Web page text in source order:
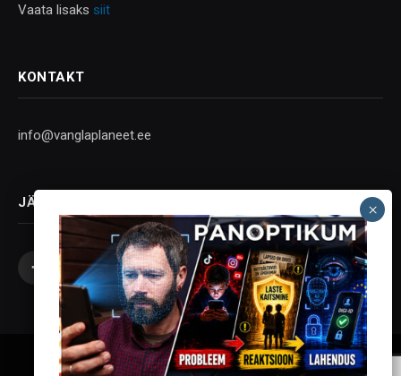
Vaata lisaks siit
KONTAKT
info@vanglaplaneet.ee
JÄLGI SOTSIAALMEEDIAS
Facebook
X
(Twitter)
InstagramYouTubeTelegram